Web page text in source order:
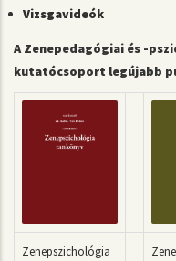
Vizsgavideók
A Zenepedagógiai és -
kutatócsoport legújabb
Zenepszichológia